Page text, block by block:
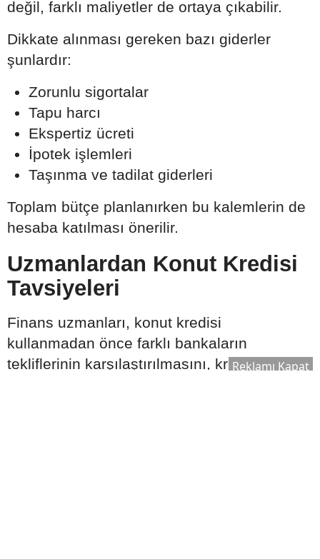
değil, farklı maliyetler de ortaya çıkabilir.
Dikkate alınması gereken bazı giderler
şunlardır:
Zorunlu sigortalar
Tapu harcı
Ekspertiz ücreti
İpotek işlemleri
Taşınma ve tadilat giderleri
Toplam bütçe planlanırken bu kalemlerin de
hesaba katılması önerilir.
Uzmanlardan Konut Kredisi
Tavsiyeleri
Finans uzmanları, konut kredisi
kullanmadan önce farklı bankaların
tekliflerinin karşılaştırılmasını, krediReklamı Kapat